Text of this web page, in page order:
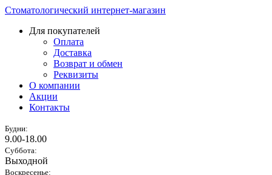
Стоматологический интернет-магазин
Для покупателей
Оплата
Доставка
Возврат и обмен
Реквизиты
О компании
Акции
Контакты
Будни:
9.00-18.00
Суббота:
Выходной
Воскресенье: